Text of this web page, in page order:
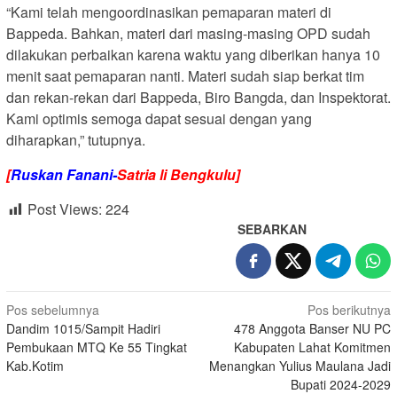
“Kami telah mengoordinasikan pemaparan materi di
Bappeda. Bahkan, materi dari masing-masing OPD sudah
dilakukan perbaikan karena waktu yang diberikan hanya 10
menit saat pemaparan nanti. Materi sudah siap berkat tim
dan rekan-rekan dari Bappeda, Biro Bangda, dan Inspektorat.
Kami optimis semoga dapat sesuai dengan yang
diharapkan,” tutupnya.
[Ruskan Fanani-Satria li Bengkulu]
Post Views: 224
SEBARKAN
Navigasi
pos
Pos sebelumnya
Dandim 1015/Sampit Hadiri
Pembukaan MTQ Ke 55 Tingkat
Kab.Kotim
Pos berikutnya
478 Anggota Banser NU PC
Kabupaten Lahat Komitmen
Menangkan Yulius Maulana Jadi
Bupati 2024-2029